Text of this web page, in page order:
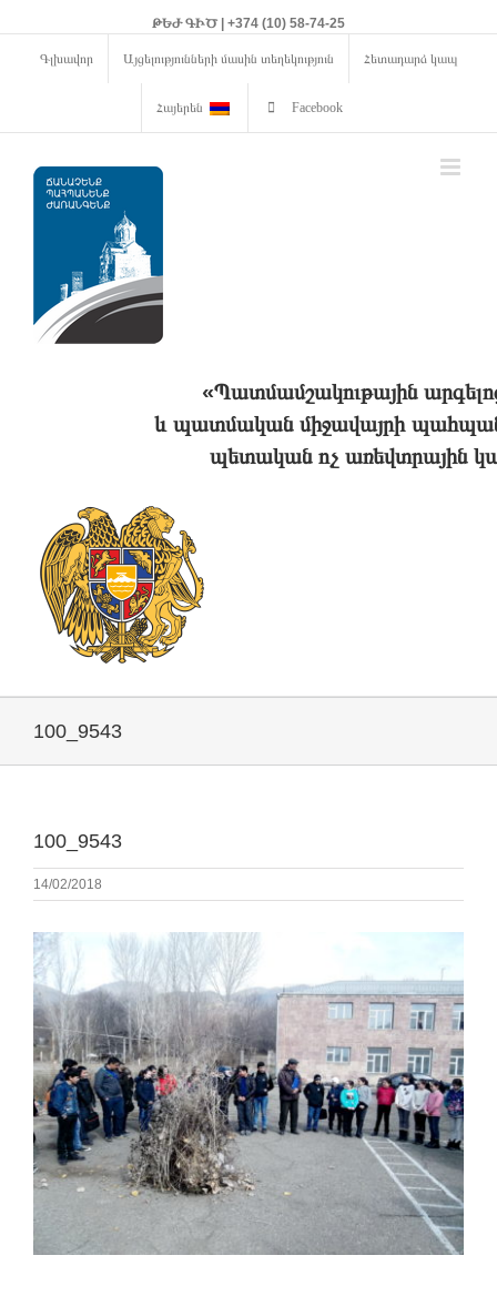
ԹԵԺ ԳԻԾ | +374 (10) 58-74-25
Գլխավոր Այցելությունների մասին տեղեկություն Հետադարձ կապ
Հայերեն Facebook
«Պատմամշակութային
և պատմական միջավայրի
պետական ոչ առեվտրային
100_9543
100_9543
14/02/2018